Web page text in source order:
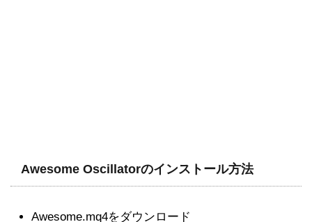
Awesome Oscillatorのインストール方法
Awesome.mq4をダウンロード